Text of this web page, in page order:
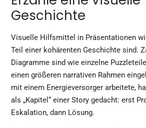
Geschichte
Visuelle Hilfsmittel in Präsentationen
Teil einer kohärenten Geschichte sind.
Diagramme sind wie einzelne
einen größeren narrativen Rahmen
mit einem Energieversorger arbeitete,
als „Kapitel“ einer Story gedacht: erst
Eskalation, dann Lösung.